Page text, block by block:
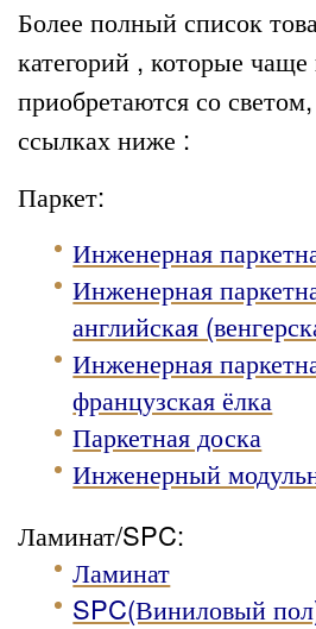
Более полный список
категорий , которые чаще
приобретаются со
ссылках ниже :
Паркет:
Инженерная
Инженерная
английская
Инженерная
французская ёлка
Паркетная доска
Инженерный
Ламинат/SPC:
Ламинат
SPC(Виниловый